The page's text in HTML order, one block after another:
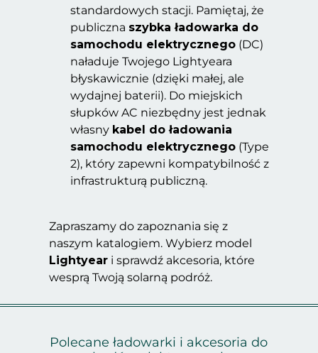
standardowych stacji. Pamiętaj, że
publiczna szybka ładowarka do
samochodu elektrycznego (DC)
naładuje Twojego Lightyeara
błyskawicznie (dzięki małej, ale
wydajnej baterii). Do miejskich
słupków AC niezbędny jest jednak
własny kabel do ładowania
samochodu elektrycznego (Type
2), który zapewni kompatybilność z
infrastrukturą publiczną.
Zapraszamy do zapoznania się z
naszym katalogiem. Wybierz model
Lightyear i sprawdź akcesoria, które
wesprą Twoją solarną podróż.
Polecane ładowarki i akcesoria do